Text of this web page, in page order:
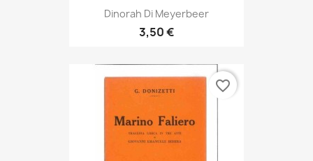
Dinorah Di Meyerbeer
3,50 €
favorite_border